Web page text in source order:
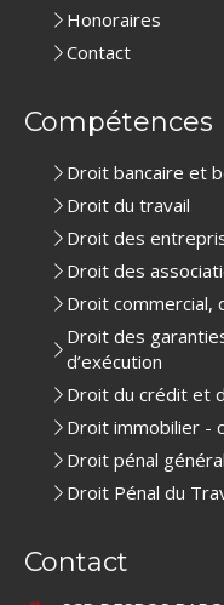
Honoraires
Contact
Compétences
Droit bancaire et
Droit du travail
Droit des
Droit des
Droit commercial,
Droit des
d’exécution
Droit du crédit et
Droit immobilier -
Droit pénal général
Droit Pénal du
Contact